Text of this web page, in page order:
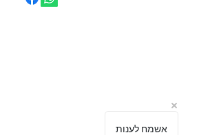
אשמח לענות